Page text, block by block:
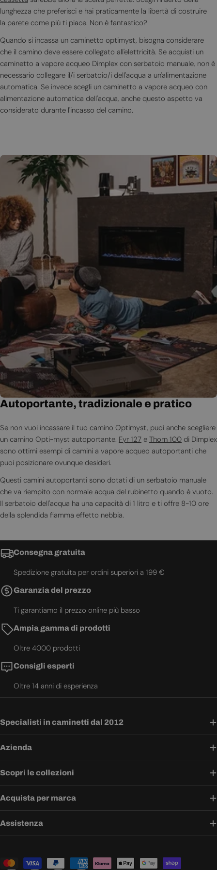
lunghezza che preferisci e hai praticamente la libertà di costruire
la parete come più ti piace. Non è fantastico?
Quando si incassa un caminetto optimyst, bisogna considerare
che il camino deve essere collegato all'elettricità. Se acquisti un
caminetto a vapore acqueo Dimplex con serbatoio manuale, non è
necessario collegare il/i serbatoio/i dell'acqua a un'alimentazione
automatica. Se invece scegli un caminetto a vapore acqueo con
alimentazione automatica dell'acqua, anche questo aspetto va
considerato durante l'incasso del camino.
Autoportante, tradizionale e pratico
Se non vuoi incassare il tuo camino Optimyst, puoi anche scegliere
un camino Opti-myst autoportante. Fyr 127 e Thorn 100 di Dimplex
sono ottimi esempi di camini a vapore acqueo autoportanti che
puoi posizionare ovunque desideri.
Questi camini autoportanti sono dotati di un serbatoio manuale
che va riempito con normale acqua del rubinetto quando è vuoto.
Il serbatoio dell'acqua ha una capacità di 1 litro e ti offre 8-10 ore
della splendida fiamma effetto nebbia.
Consegna gratuita
Spedizione gratuita per ordini superiori a 199 €
Garanzia del prezzo
Ti garantiamo il prezzo online più basso
Ampia gamma di prodotti
Oltre 4000 prodotti
Consigli esperti
Oltre 14 anni di esperienza
Specialisti in caminetti dal 2012
Azienda
Scopri le collezioni
Acquista per marca
Assistenza
Metodi